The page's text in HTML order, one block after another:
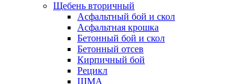
Щебень вторичный
Асфальтный бой и скол
Асфальтная крошка
Бетонный бой и скол
Бетонный отсев
Кирпичный бой
Рецикл
ЩМА